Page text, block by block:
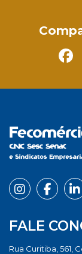
FALE
Rua Curitiba, 561,